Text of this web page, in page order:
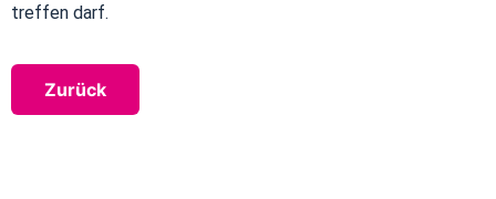
treffen darf.
Zurück